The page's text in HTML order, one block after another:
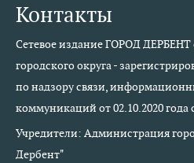
Контакты
Сетевое издание ГОРОД
городского округа -
по надзору связи,
коммуникаций от 02.10.2020 года
Учредители: Администрация
Дербент"